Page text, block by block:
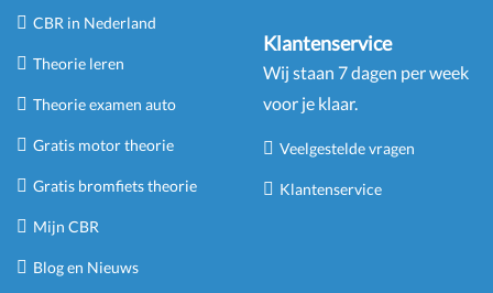
CBR in Nederland
Theorie leren
Theorie examen auto
Gratis motor theorie
Gratis bromfiets theorie
Mijn CBR
Blog en Nieuws
Klantenservice
Wij staan 7 dagen per week
voor je klaar.
Veelgestelde vragen
Klantenservice